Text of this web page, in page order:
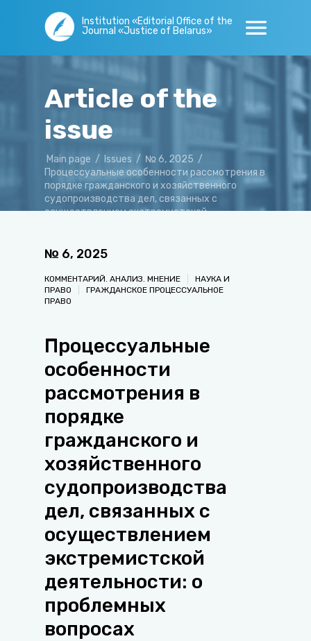
Institution «Editorial Office of the
Journal «Justice of Belarus»
Article of the
issue
Main page / Issues / № 6, 2025 /
Процессуальные особенности рассмотрения в
порядке гражданского и хозяйственного
судопроизводства дел, связанных с
осуществлением экстремистской
№ 6, 2025
КОММЕНТАРИЙ. АНАЛИЗ. МНЕНИЕ
НАУКА И
ПРАВО
ГРАЖДАНСКОЕ ПРОЦЕССУАЛЬНОЕ
ПРАВО
Процессуальные
особенности
рассмотрения в
порядке
гражданского и
хозяйственного
судопроизводства
дел, связанных с
осуществлением
экстремистской
деятельности: о
проблемных
вопросах